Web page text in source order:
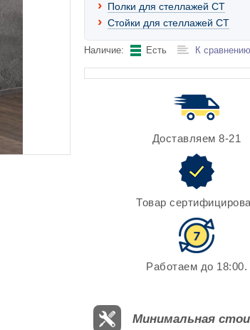
Полки для стеллажей СТ
Стойки для стеллажей СТ
Наличие: Есть К сравнению
Доставляем 8-21
Товар
Работаем до 18:00.
Минимальная